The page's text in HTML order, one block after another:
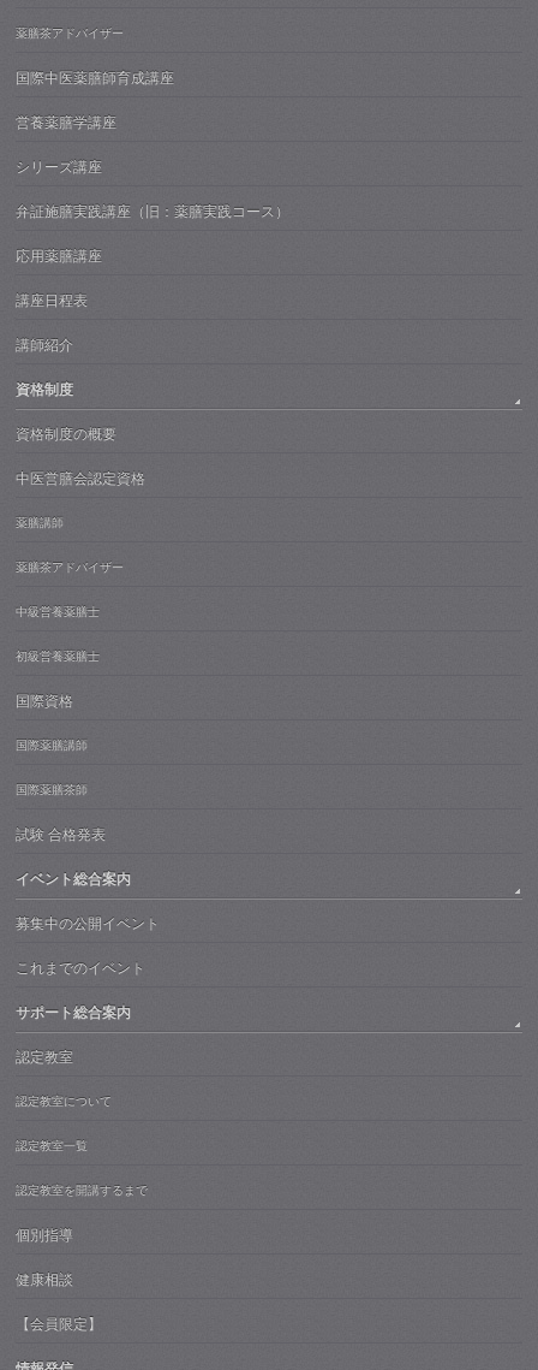
薬膳茶アドバイザー
国際中医薬膳師育成講座
営養薬膳学講座
シリーズ講座
弁証施膳実践講座（旧：薬膳実践コース）
応用薬膳講座
講座日程表
講師紹介
資格制度
資格制度の概要
中医営膳会認定資格
薬膳講師
薬膳茶アドバイザー
中級営養薬膳士
初級営養薬膳士
国際資格
国際薬膳講師
国際薬膳茶師
試験 合格発表
イベント総合案内
募集中の公開イベント
これまでのイベント
サポート総合案内
認定教室
認定教室について
認定教室一覧
認定教室を開講するまで
個別指導
健康相談
【会員限定】